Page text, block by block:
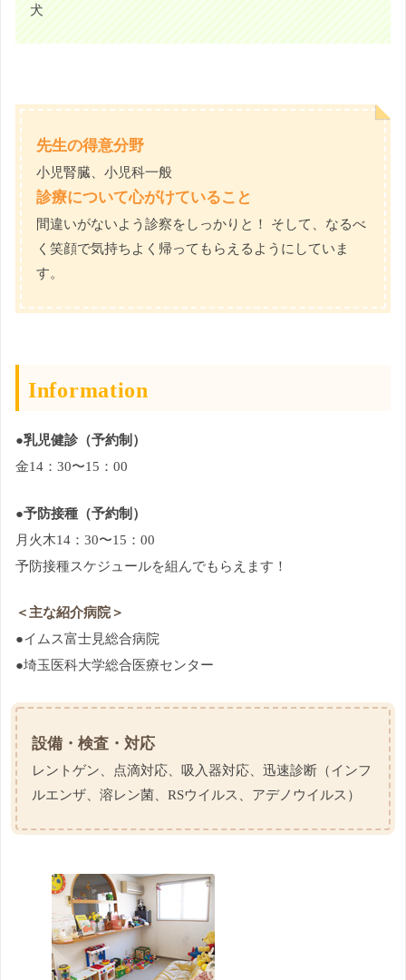
犬
先生の得意分野
小児腎臓、小児科一般
診療について心がけていること
間違いがないよう診察をしっかりと！ そして、なるべ
く笑顔で気持ちよく帰ってもらえるようにしていま
す。
Information
●乳児健診（予約制）
金14：30〜15：00
●予防接種（予約制）
月火木14：30〜15：00
予防接種スケジュールを組んでもらえます！
＜主な紹介病院＞
●イムス富士見総合病院
●埼玉医科大学総合医療センター
設備・検査・対応
レントゲン、点滴対応、吸入器対応、迅速診断（インフ
ルエンザ、溶レン菌、RSウイルス、アデノウイルス）